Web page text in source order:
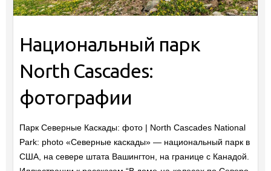
Национальный парк
North Cascades:
фотографии
Парк Северные Каскады: фото | North Cascades National
Park: photo «Северные каскады» — национальный парк в
США, на севере штата Вашингтон, на границе с Канадой.